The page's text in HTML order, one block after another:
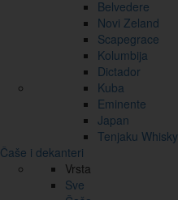
Belvedere
Novi Zeland
Scapegrace
Kolumbija
Dictador
Kuba
Eminente
Japan
Tenjaku Whisky
Čaše i dekanteri
Vrsta
Sve